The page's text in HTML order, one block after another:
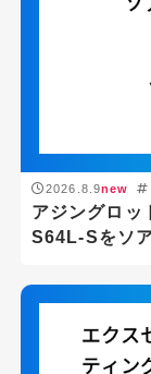
2026.8.9new
アジングロッ
S64L-Sをソ